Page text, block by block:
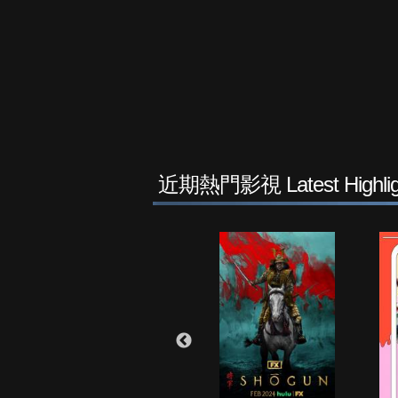
近期熱門影視 Latest